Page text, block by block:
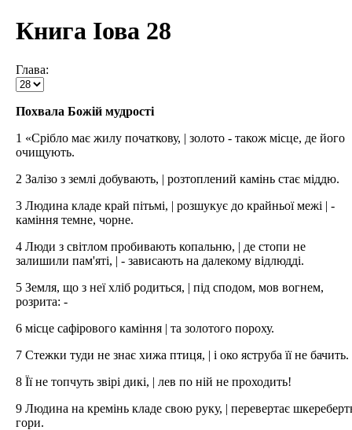
Книга Іова 28
Глава:
Похвала Божій мудрості
1 «Срібло має жилу початкову, | золото - також місце, де його
очищують.
2 Залізо з землі добувають, | розтоплений камінь стає міддю.
3 Людина кладе край пітьмі, | розшукує до крайньої межі | -
каміння темне, чорне.
4 Люди з світлом пробивають копальню, | де стопи не
залишили пам'яті, | - зависають на далекому відлюдді.
5 Земля, що з неї хліб родиться, | під сподом, мов вогнем,
розрита: -
6 місце сафірового каміння | та золотого пороху.
7 Стежки туди не знає хижа птиця, | і око яструба її не бачить.
8 Її не топчуть звірі дикі, | лев по ній не проходить!
9 Людина на кремінь кладе свою руку, | перевертає
гори.